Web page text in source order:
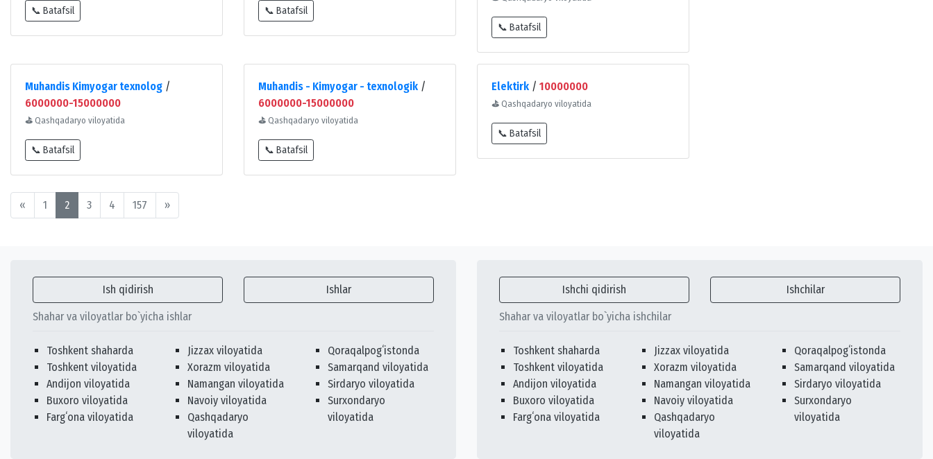
📞 Batafsil 📞 Batafsil
📞 Batafsil
Muhandis Kimyogar texnolog /
6000000-15000000
⛳ Qashqadaryo viloyatida
📞 Batafsil
Muhandis - Kimyogar - texnologik /
6000000-15000000
⛳ Qashqadaryo viloyatida
📞 Batafsil
Elektirk / 10000000
⛳ Qashqadaryo viloyatida
📞 Batafsil
« 1 2 3 4 157 »
Ish qidirish Ishlar
Shahar va viloyatlar bo`yicha ishlar
Toshkent shaharda
Toshkent viloyatida
Andijon viloyatida
Buxoro viloyatida
Fargʻona viloyatida
Jizzax viloyatida
Xorazm viloyatida
Namangan viloyatida
Navoiy viloyatida
Qashqadaryo
viloyatida
Qoraqalpogʻistonda
Samarqand viloyatida
Sirdaryo viloyatida
Surxondaryo
viloyatida
Ishchi qidirish Ishchilar
Shahar va viloyatlar bo`yicha ishchilar
Toshkent shaharda
Toshkent viloyatida
Andijon viloyatida
Buxoro viloyatida
Fargʻona viloyatida
Jizzax viloyatida
Xorazm viloyatida
Namangan viloyatida
Navoiy viloyatida
Qashqadaryo
viloyatida
Qoraqalpogʻistonda
Samarqand viloyatida
Sirdaryo viloyatida
Surxondaryo
viloyatida